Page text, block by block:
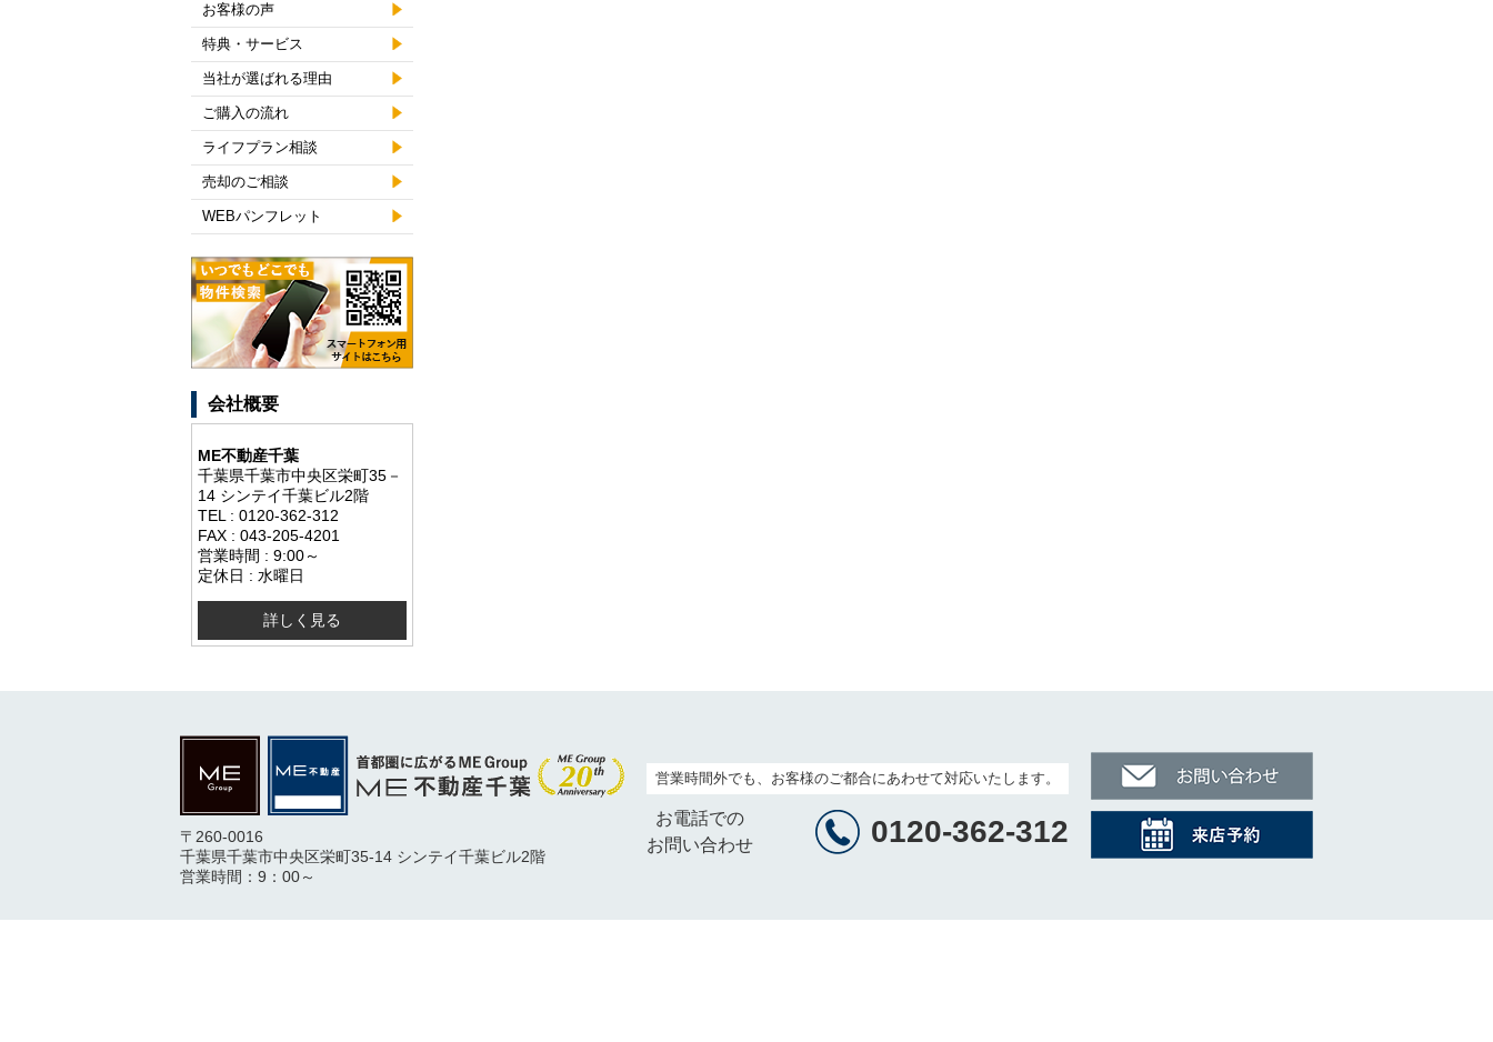
お客様の声
特典・サービス
当社が選ばれる理由
ご購入の流れ
ライフプラン相談
売却のご相談
WEBパンフレット
会社概要
ME不動産千葉
千葉県千葉市中央区栄町35－
14 シンテイ千葉ビル2階
TEL : 0120-362-312
FAX : 043-205-4201
営業時間 : 9:00～
定休日 : 水曜日
詳しく見る
〒260-0016
千葉県千葉市中央区栄町35-14 シンテイ千葉ビル2階
営業時間：9：00～
営業時間外でも、お客様のご都合にあわせて対応いたします。
お電話での
お問い合わせ
0120-362-312